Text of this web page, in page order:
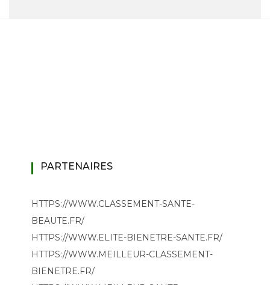
PARTENAIRES
HTTPS://WWW.CLASSEMENT-SANTE-
BEAUTE.FR/
HTTPS://WWW.ELITE-BIENETRE-SANTE.FR/
HTTPS://WWW.MEILLEUR-CLASSEMENT-
BIENETRE.FR/